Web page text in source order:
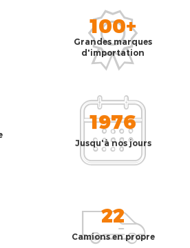
100+
Grandes marques
d'importation
1976
Jusqu'à nos jours
22
Camions en propre